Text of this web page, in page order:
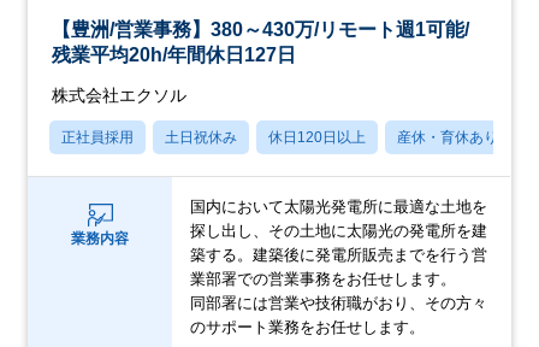
【豊洲/営業事務】380～430万/リモート週1可能/
残業平均20h/年間休日127日
株式会社エクソル
正社員採用 土日祝休み 休日120日以上 産休・育休あり
業務内容
国内において太陽光発電所に最適な土地を
探し出し、その土地に太陽光の発電所を建
築する。建築後に発電所販売までを行う営
業部署での営業事務をお任せします。
同部署には営業や技術職がおり、その方々
のサポート業務をお任せします。